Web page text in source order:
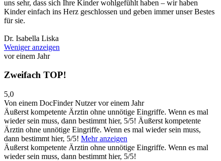
uns sehr, dass sich Ihre Kinder wohlgefühlt haben – wir haben
Kinder einfach ins Herz geschlossen und geben immer unser Bestes
für sie.
Dr. Isabella Liska
Weniger anzeigen
vor einem Jahr
Zweifach TOP!
5,0
Von einem DocFinder Nutzervor einem Jahr
Äußerst kompetente Ärztin ohne unnötige Eingriffe. Wenn es mal
wieder sein muss, dann bestimmt hier, 5/5! Äußerst kompetente
Ärztin ohne unnötige Eingriffe. Wenn es mal wieder sein muss,
dann bestimmt hier, 5/5! Mehr anzeigen
Äußerst kompetente Ärztin ohne unnötige Eingriffe. Wenn es mal
wieder sein muss, dann bestimmt hier, 5/5!